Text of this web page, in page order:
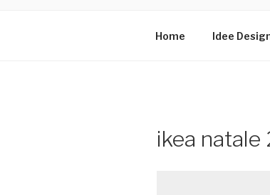
Home Idee
ikea